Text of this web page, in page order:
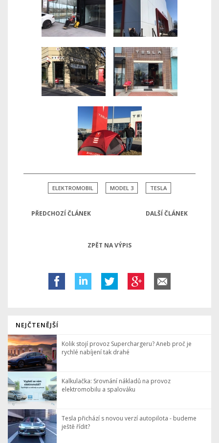
ELEKTROMOBIL MODEL 3 TESLA
PŘEDCHOZÍ ČLÁNEK DALŠÍ ČLÁNEK
ZPĚT NA VÝPIS
NEJČTENĚJŠÍ
Kolik stojí provoz Superchargeru? Aneb proč je
rychlé nabíjení tak drahé
Kalkulačka: Srovnání nákladů na provoz
elektromobilu a spalováku
Tesla přichází s novou verzí autopilota - budeme
ještě řídit?